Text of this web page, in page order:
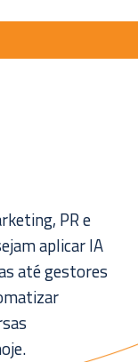
PR e
aplicar IA
até gestores